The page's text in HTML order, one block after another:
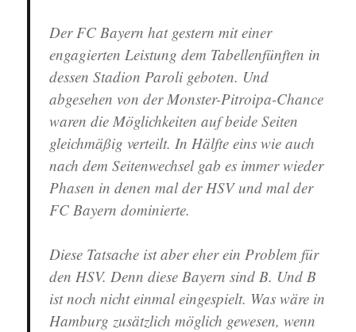
Der FC Bayern hat gestern mit einer
engagierten Leistung dem Tabellenfünften in
dessen Stadion Paroli geboten. Und
abgesehen von der Monster-Pitroipa-Chance
waren die Möglichkeiten auf beide Seiten
gleichmäßig verteilt. In Hälfte eins wie auch
nach dem Seitenwechsel gab es immer wieder
Phasen in denen mal der HSV und mal der
FC Bayern dominierte.
Diese Tatsache ist aber eher ein Problem für
den HSV. Denn diese Bayern sind B. Und B
ist noch nicht einmal eingespielt. Was wäre in
Hamburg zusätzlich möglich gewesen, wenn